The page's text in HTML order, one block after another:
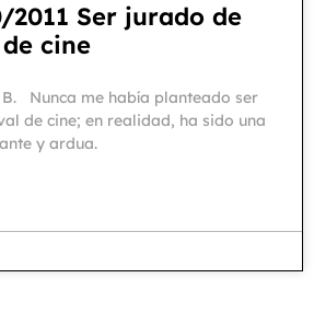
2011 Ser jurado de
cine
Nunca me había planteado ser
de cine; en realidad, ha sido una
y ardua.